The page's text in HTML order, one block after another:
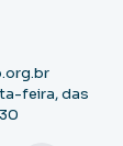
feira, das